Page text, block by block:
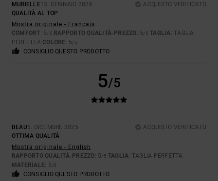
MURIELLE13. GENNAIO 2026
ACQUISTO VERIFICATO
QUALITÀ AL TOP
Mostra originale - Français
COMFORT: 5/5 RAPPORTO QUALITÀ-PREZZO: 5/5 TAGLIA: TAGLIA
PERFETTA COLORE : 5/5
CONSIGLIO QUESTO PRODOTTO
5/5
BEAU5. DICEMBRE 2025
ACQUISTO VERIFICATO
OTTIMA QUALITÀ
Mostra originale - English
RAPPORTO QUALITÀ-PREZZO: 5/5 TAGLIA: TAGLIA PERFETTA
MATERIALE: 5/5
CONSIGLIO QUESTO PRODOTTO